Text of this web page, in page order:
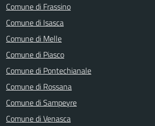
Comune di Frassino
Comune di Isasca
Comune di Melle
Comune di Piasco
Comune di Pontechianale
Comune di Rossana
Comune di Sampeyre
Comune di Venasca